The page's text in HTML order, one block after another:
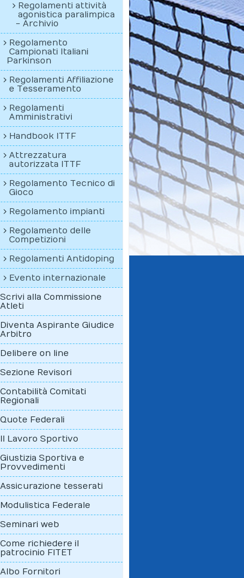
Regolamenti attività
agonistica paralimpica
- Archivio
Regolamento
Campionati Italiani
Parkinson
Regolamenti Affiliazione
e Tesseramento
Regolamenti
Amministrativi
Handbook ITTF
Attrezzatura
autorizzata ITTF
Regolamento Tecnico di
Gioco
Regolamento impianti
Regolamento delle
Competizioni
Regolamenti Antidoping
Evento internazionale
Scrivi alla Commissione
Atleti
Diventa Aspirante Giudice
Arbitro
Delibere on line
Sezione Revisori
Contabilità Comitati
Regionali
Quote Federali
Il Lavoro Sportivo
Giustizia Sportiva e
Provvedimenti
Assicurazione tesserati
Modulistica Federale
Seminari web
Come richiedere il
patrocinio FITET
Albo Fornitori